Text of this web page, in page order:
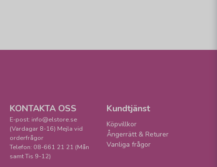
KONTAKTA OSS
E-post: info@elstore.se
(Vardagar 8-16) Mejla vid
orderfrågor
Telefon: 08-661 21 21 (Mån
samt Tis 9-12)
Kundtjänst
Köpvillkor
Ångerrätt & Returer
Vanliga frågor